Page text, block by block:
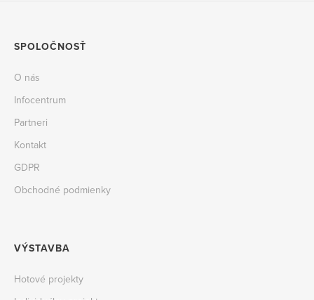
SPOLOČNOSŤ
O nás
Infocentrum
Partneri
Kontakt
GDPR
Obchodné podmienky
VÝSTAVBA
Hotové projekty